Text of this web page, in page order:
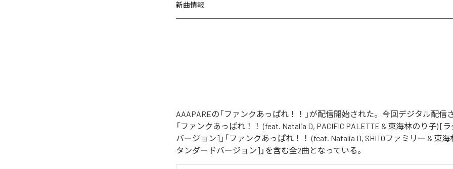
新曲情報
AAAPAREの「ファンクあっぱれ！！」が配信開始された。今回デジタル配信
「ファンクあっぱれ！！ (feat. Natalia D, PACIFIC PALETTE & 東海林のり子) [
バージョン]」「ファンクあっぱれ！！ (feat. Natalia D, SHITOファミリー & 東
タンダードバージョン]」を含む全2曲となっている。